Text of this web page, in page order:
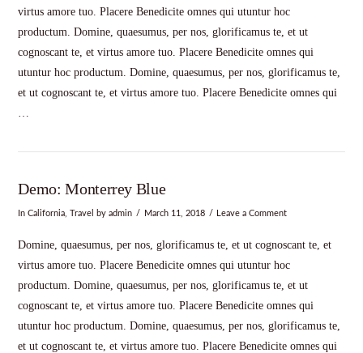
virtus amore tuo. Placere Benedicite omnes qui utuntur hoc
productum. Domine, quaesumus, per nos, glorificamus te, et ut
cognoscant te, et virtus amore tuo. Placere Benedicite omnes qui
utuntur hoc productum. Domine, quaesumus, per nos, glorificamus te,
et ut cognoscant te, et virtus amore tuo. Placere Benedicite omnes qui
…
Demo: Monterrey Blue
InCalifornia Travel by admin March 11, 2018 Leave a Comment
Domine, quaesumus, per nos, glorificamus te, et ut cognoscant te, et
virtus amore tuo. Placere Benedicite omnes qui utuntur hoc
productum. Domine, quaesumus, per nos, glorificamus te, et ut
cognoscant te, et virtus amore tuo. Placere Benedicite omnes qui
utuntur hoc productum. Domine, quaesumus, per nos, glorificamus te,
et ut cognoscant te, et virtus amore tuo. Placere Benedicite omnes qui